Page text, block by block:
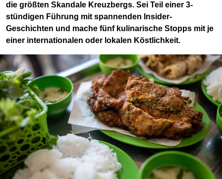
die größten Skandale Kreuzbergs. Sei Teil einer 3-
stündigen Führung mit spannenden Insider-
Geschichten und mache fünf kulinarische Stopps mit je
einer internationalen oder lokalen Köstlichkeit.